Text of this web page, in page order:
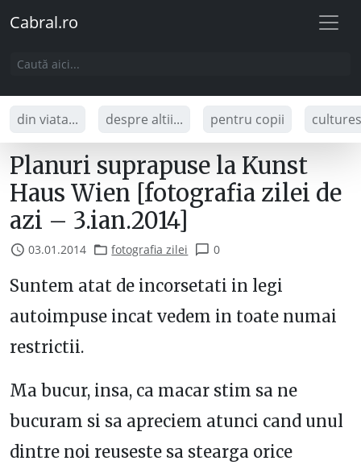
Cabral.ro
din viata... despre altii... pentru copii
Planuri suprapuse la Kunst
Haus Wien [fotografia zilei de
azi – 3.ian.2014]
03.01.2014 fotografia zilei 0
Suntem atat de incorsetati in legi
autoimpuse incat vedem in toate numai
restrictii.
Ma bucur, insa, ca macar stim sa ne
bucuram si sa apreciem atunci cand unul
dintre noi reuseste sa stearga orice